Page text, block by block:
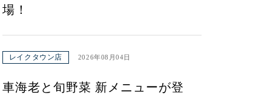
場！
レイクタウン店 2026年08月04日
車海老と旬野菜 新メニューが登